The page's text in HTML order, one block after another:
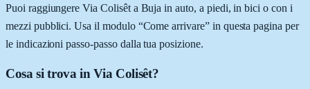
Puoi raggiungere Via Colisêt a Buja in auto, a piedi, in bici o con i
mezzi pubblici. Usa il modulo “Come arrivare” in questa pagina per
le indicazioni passo-passo dalla tua posizione.
Cosa si trova in Via Colisêt?